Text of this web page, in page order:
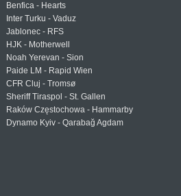
Benfica - Hearts
Inter Turku - Vaduz
Jablonec - RFS
HJK - Motherwell
Noah Yerevan - Sion
Paide LM - Rapid Wien
CFR Cluj - Tromsø
Sheriff Tiraspol - St. Gallen
Raków Częstochowa - Hammarby
Dynamo Kyiv - Qarabağ Agdam